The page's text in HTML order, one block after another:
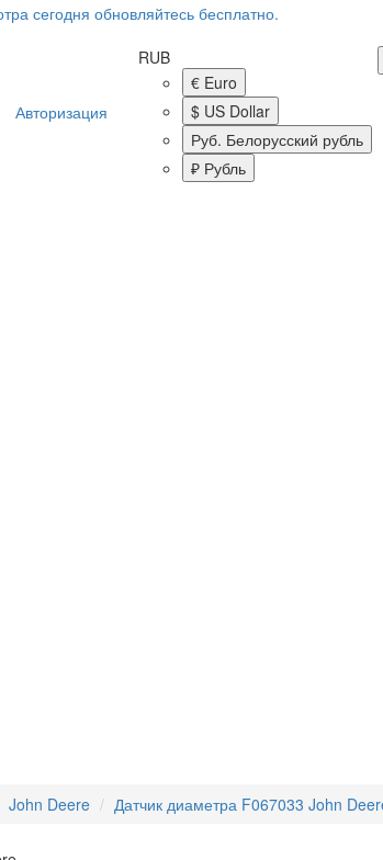
Авторизация
RUB
€ Euro
$ US Dollar
Руб. Белорусский рубль
₽ Рубль
John Deere Датчик диаметра F067033 John